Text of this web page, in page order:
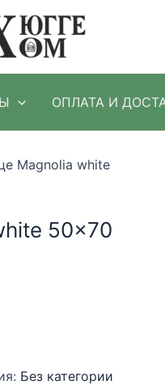
ОПЛАТА И
Magnolia white
50×70
Без категории